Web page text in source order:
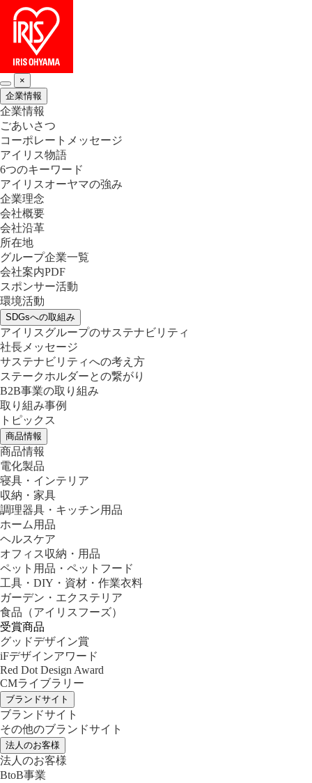
×
企業情報
企業情報
ごあいさつ
コーポレートメッセージ
アイリス物語
6つのキーワード
アイリスオーヤマの強み
企業理念
会社概要
会社沿革
所在地
グループ企業一覧
会社案内PDF
スポンサー活動
環境活動
SDGsへの取組み
アイリスグループのサステナビリティ
社長メッセージ
サステナビリティへの考え方
ステークホルダーとの繋がり
B2B事業の取り組み
取り組み事例
トピックス
商品情報
商品情報
電化製品
寝具・インテリア
収納・家具
調理器具・キッチン用品
ホーム用品
ヘルスケア
オフィス収納・用品
ペット用品・ペットフード
工具・DIY・資材・作業衣料
ガーデン・エクステリア
食品 （アイリスフーズ）
受賞商品
グッドデザイン賞
iFデザインアワード
Red Dot Design Award
CMライブラリー
ブランドサイト
ブランドサイト
その他のブランドサイト
法人のお客様
法人のお客様
BtoB事業